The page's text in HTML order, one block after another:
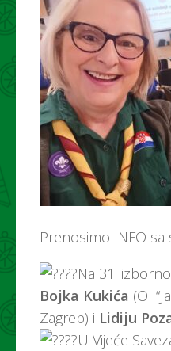
Prenosimo INFO sa
Na 31.
Bojka Kukića (OI
Zagreb) i Lidiju
U Vijeće